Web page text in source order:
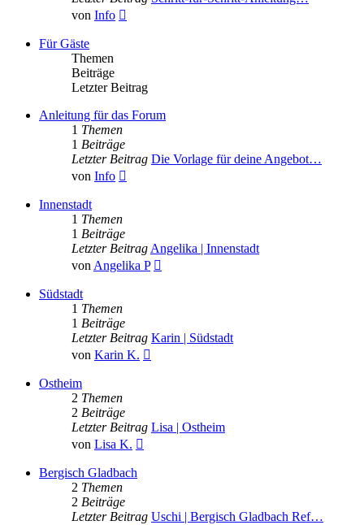
von Info
Für Gäste
Themen
Beiträge
Letzter Beitrag
Anleitung für das Forum
1 Themen
1 Beiträge
Letzter Beitrag Die Vorlage für deine Angebot…
von Info
Innenstadt
1 Themen
1 Beiträge
Letzter Beitrag Angelika | Innenstadt
von Angelika P
Südstadt
1 Themen
1 Beiträge
Letzter Beitrag Karin | Südstadt
von Karin K.
Ostheim
2 Themen
2 Beiträge
Letzter Beitrag Lisa | Ostheim
von Lisa K.
Bergisch Gladbach
2 Themen
2 Beiträge
Letzter Beitrag Uschi | Bergisch Gladbach Ref…